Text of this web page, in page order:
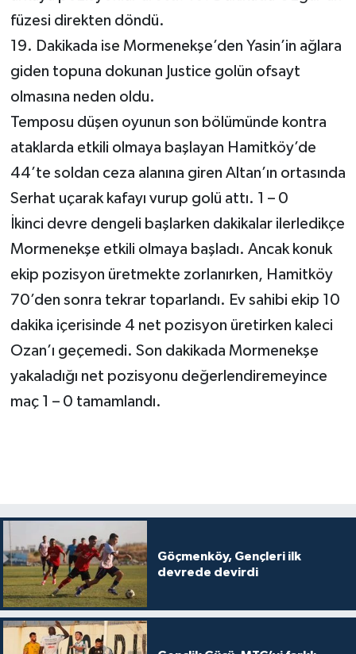
füzesi direkten döndü.
19. Dakikada ise Mormenekşe’den Yasin’in ağlara
giden topuna dokunan Justice golün ofsayt
olmasına neden oldu.
Temposu düşen oyunun son bölümünde kontra
ataklarda etkili olmaya başlayan Hamitköy’de
44’te soldan ceza alanına giren Altan’ın ortasında
Serhat uçarak kafayı vurup golü attı. 1 – 0
İkinci devre dengeli başlarken dakikalar ilerledikçe
Mormenekşe etkili olmaya başladı. Ancak konuk
ekip pozisyon üretmekte zorlanırken, Hamitköy
70’den sonra tekrar toparlandı. Ev sahibi ekip 10
dakika içerisinde 4 net pozisyon üretirken kaleci
Ozan’ı geçemedi. Son dakikada Mormenekşe
yakaladığı net pozisyonu değerlendiremeyince
maç 1 – 0 tamamlandı.
Göçmenköy, Gençleri ilk
devrede devirdi